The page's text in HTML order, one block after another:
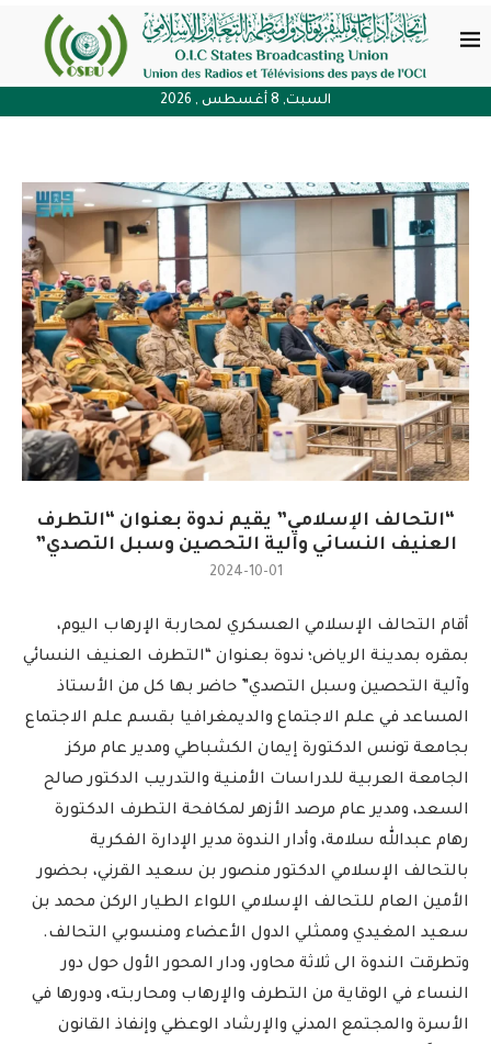
السبت, 8 أغسطس , 2026
“التحالف الإسلامي” يقيم ندوة بعنوان “التطرف
العنيف النسائي وآلية التحصين وسبل التصدي”
2024-10-01
أقام التحالف الإسلامي العسكري لمحاربة الإرهاب اليوم،
بمقره بمدينة الرياض؛ ندوة بعنوان “التطرف العنيف النسائي
وآلية التحصين وسبل التصدي” حاضر بها كل من الأستاذ
المساعد في علم الاجتماع والديمغرافيا بقسم علم الاجتماع
بجامعة تونس الدكتورة إيمان الكشباطي ومدير عام مركز
الجامعة العربية للدراسات الأمنية والتدريب الدكتور صالح
السعد، ومدير عام مرصد الأزهر لمكافحة التطرف الدكتورة
رهام عبدالله سلامة، وأدار الندوة مدير الإدارة الفكرية
بالتحالف الإسلامي الدكتور منصور بن سعيد القرني، بحضور
الأمين العام للتحالف الإسلامي اللواء الطيار الركن محمد بن
سعيد المغيدي وممثلي الدول الأعضاء ومنسوبي التحالف.
وتطرقت الندوة الى ثلاثة محاور، ودار المحور الأول حول دور
النساء في الوقاية من التطرف والإرهاب ومحاربته، ودورها في
الأسرة والمجتمع المدني والإرشاد الوعظي وإنفاذ القانون